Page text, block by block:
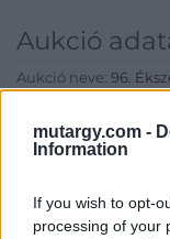
mutargy.com -
Information
If you wish to opt-
processing of your
Aukció
Aukció neve: 96.
Aukció dátuma:
Aukció helye: MOM
utca 18.)